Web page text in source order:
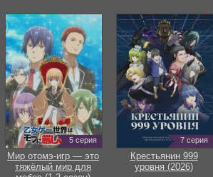
5 серия
Мир отомэ-игр — это
тяжёлый мир для
7 серия
Крестьянин 999
уровня (2026)